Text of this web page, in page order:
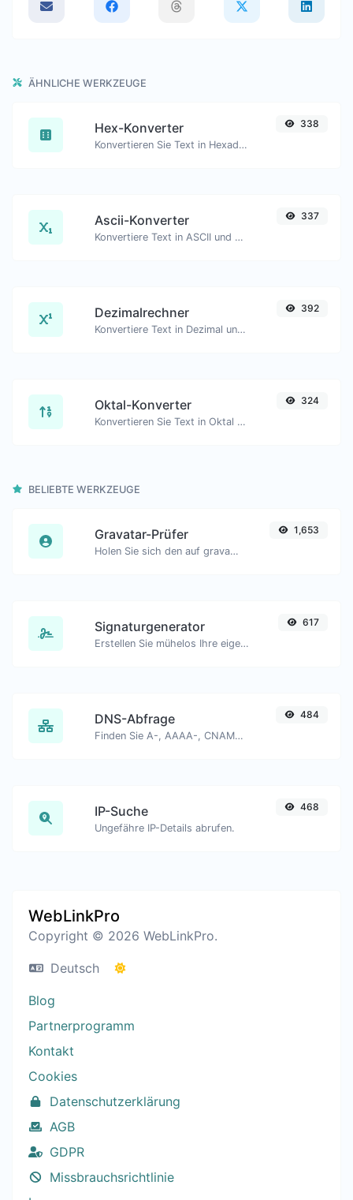
ÄHNLICHE WERKZEUGE
Hex-Konverter
Konvertieren Sie Text in Hexadezimal und umgekehrt für jede Zeichenfolge.
338
Ascii-Konverter
Konvertiere Text in ASCII und umgekehrt für jede Zeichenketteneingabe.
337
Dezimalrechner
Konvertiere Text in Dezimal und umgekehrt für jede Zeichenfolgeingabe.
392
Oktal-Konverter
Konvertieren Sie Text in Oktal und umgekehrt für jede Zeichenfolgeingabe.
324
BELIEBTE WERKZEUGE
Gravatar-Prüfer
Holen Sie sich den auf gravatar.com weltweit anerkannten Avatar für jede E-Mail.
1,653
Signaturgenerator
Erstellen Sie mühelos Ihre eigene benutzerdefinierte Signatur und laden Sie sie problemlos herunter.
617
DNS-Abfrage
Finden Sie A-, AAAA-, CNAME-, MX-, NS-, TXT-, SOA-DNS-Einträge eines Hosts.
484
IP-Suche
Ungefähre IP-Details abrufen.
468
WebLinkPro
Copyright © 2026 WebLinkPro.
Deutsch
Blog
Partnerprogramm
Kontakt
Cookies
Datenschutzerklärung
AGB
GDPR
Missbrauchsrichtlinie